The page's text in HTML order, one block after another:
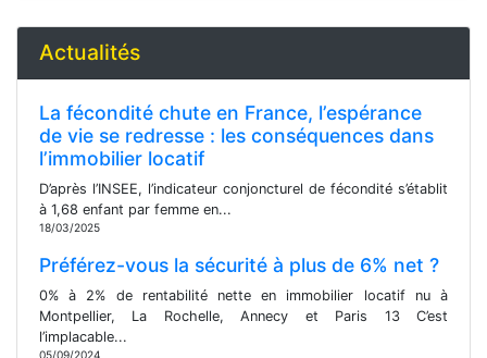
Actualités
La fécondité chute en France, l’espérance
de vie se redresse : les conséquences dans
l’immobilier locatif
D’après l’INSEE, l’indicateur conjoncturel de fécondité s’établit
à 1,68 enfant par femme en...
18/03/2025
Préférez-vous la sécurité à plus de 6% net ?
0% à 2% de rentabilité nette en immobilier locatif nu à
Montpellier, La Rochelle, Annecy et Paris 13 C’est
l’implacable...
05/09/2024